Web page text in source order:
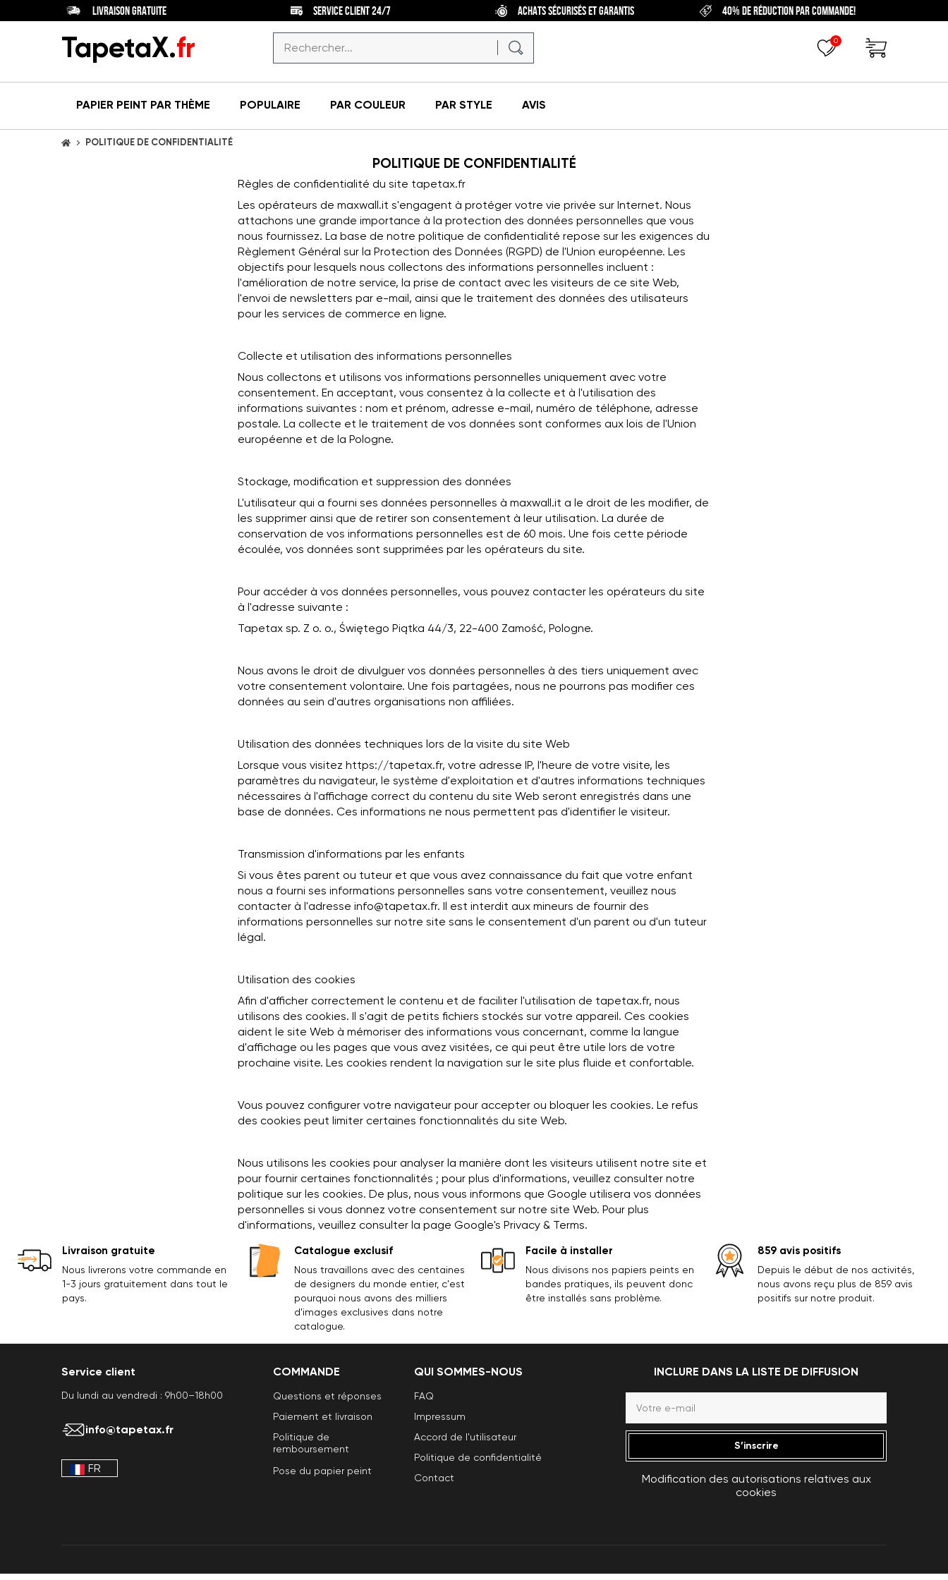
LIVRAISON GRATUITE SERVICE CLIENT 24/7 ACHATS SÉCURISÉS ET GARANTIS 40% DE RÉDUCTION PAR COMMANDE!
TapetaX.fr 0
PAPIER PEINT PAR THÈME POPULAIRE PAR COULEUR PAR STYLE AVIS
ACCUEILPOLITIQUE DE CONFIDENTIALITÉ
POLITIQUE DE CONFIDENTIALITÉ
Règles de confidentialité du site tapetax.fr
Les opérateurs de maxwall.it s'engagent à protéger votre vie privée sur Internet. Nous
attachons une grande importance à la protection des données personnelles que vous
nous fournissez. La base de notre politique de confidentialité repose sur les exigences du
Règlement Général sur la Protection des Données (RGPD) de l'Union européenne. Les
objectifs pour lesquels nous collectons des informations personnelles incluent :
l'amélioration de notre service, la prise de contact avec les visiteurs de ce site Web,
l'envoi de newsletters par e-mail, ainsi que le traitement des données des utilisateurs
pour les services de commerce en ligne.
Collecte et utilisation des informations personnelles
Nous collectons et utilisons vos informations personnelles uniquement avec votre
consentement. En acceptant, vous consentez à la collecte et à l'utilisation des
informations suivantes : nom et prénom, adresse e-mail, numéro de téléphone, adresse
postale. La collecte et le traitement de vos données sont conformes aux lois de l'Union
européenne et de la Pologne.
Stockage, modification et suppression des données
L'utilisateur qui a fourni ses données personnelles à maxwall.it a le droit de les modifier, de
les supprimer ainsi que de retirer son consentement à leur utilisation. La durée de
conservation de vos informations personnelles est de 60 mois. Une fois cette période
écoulée, vos données sont supprimées par les opérateurs du site.
Pour accéder à vos données personnelles, vous pouvez contacter les opérateurs du site
à l'adresse suivante :
Tapetax sp. Z o. o., Świętego Piątka 44/3, 22-400 Zamość, Pologne.
Nous avons le droit de divulguer vos données personnelles à des tiers uniquement avec
votre consentement volontaire. Une fois partagées, nous ne pourrons pas modifier ces
données au sein d'autres organisations non affiliées.
Utilisation des données techniques lors de la visite du site Web
Lorsque vous visitez https://tapetax.fr, votre adresse IP, l'heure de votre visite, les
paramètres du navigateur, le système d'exploitation et d'autres informations techniques
nécessaires à l'affichage correct du contenu du site Web seront enregistrés dans une
base de données. Ces informations ne nous permettent pas d'identifier le visiteur.
Transmission d'informations par les enfants
Si vous êtes parent ou tuteur et que vous avez connaissance du fait que votre enfant
nous a fourni ses informations personnelles sans votre consentement, veuillez nous
contacter à l'adresse info@tapetax.fr. Il est interdit aux mineurs de fournir des
informations personnelles sur notre site sans le consentement d'un parent ou d'un tuteur
légal.
Utilisation des cookies
Afin d'afficher correctement le contenu et de faciliter l'utilisation de tapetax.fr, nous
utilisons des cookies. Il s'agit de petits fichiers stockés sur votre appareil. Ces cookies
aident le site Web à mémoriser des informations vous concernant, comme la langue
d'affichage ou les pages que vous avez visitées, ce qui peut être utile lors de votre
prochaine visite. Les cookies rendent la navigation sur le site plus fluide et confortable.
Vous pouvez configurer votre navigateur pour accepter ou bloquer les cookies. Le refus
des cookies peut limiter certaines fonctionnalités du site Web.
Nous utilisons les cookies pour analyser la manière dont les visiteurs utilisent notre site et
pour fournir certaines fonctionnalités ; pour plus d'informations, veuillez consulter notre
politique sur les cookies. De plus, nous vous informons que Google utilisera vos données
personnelles si vous donnez votre consentement sur notre site Web. Pour plus
d'informations, veuillez consulter la page Google's Privacy & Terms.
Livraison gratuite
Nous livrerons votre commande en
1-3 jours gratuitement dans tout le
pays.
Catalogue exclusif
Nous travaillons avec des centaines
de designers du monde entier, c'est
pourquoi nous avons des milliers
d'images exclusives dans notre
catalogue.
Facile à installer
Nous divisons nos papiers peints en
bandes pratiques, ils peuvent donc
être installés sans problème.
859 avis positifs
Depuis le début de nos activités,
nous avons reçu plus de 859 avis
positifs sur notre produit.
Service client
Du lundi au vendredi : 9h00–18h00
info@tapetax.fr
FR
COMMANDE
Questions et réponses
Paiement et livraison
Politique de
remboursement
Pose du papier peint
QUI SOMMES-NOUS
FAQ
Impressum
Accord de l'utilisateur
Politique de confidentialité
Contact
INCLURE DANS LA LISTE DE DIFFUSION
S’inscrire
Modification des autorisations relatives aux
cookies